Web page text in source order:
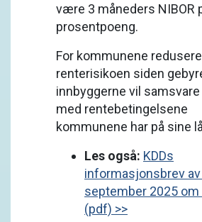
være 3 måneders NIBOR
prosentpoeng.
For kommunene
renterisikoen siden
innbyggerne vil
med rentebetingelsene
kommunene har på sine
Les også: KDDs
informasjonsbrev av
september 2025 om
(pdf) >>